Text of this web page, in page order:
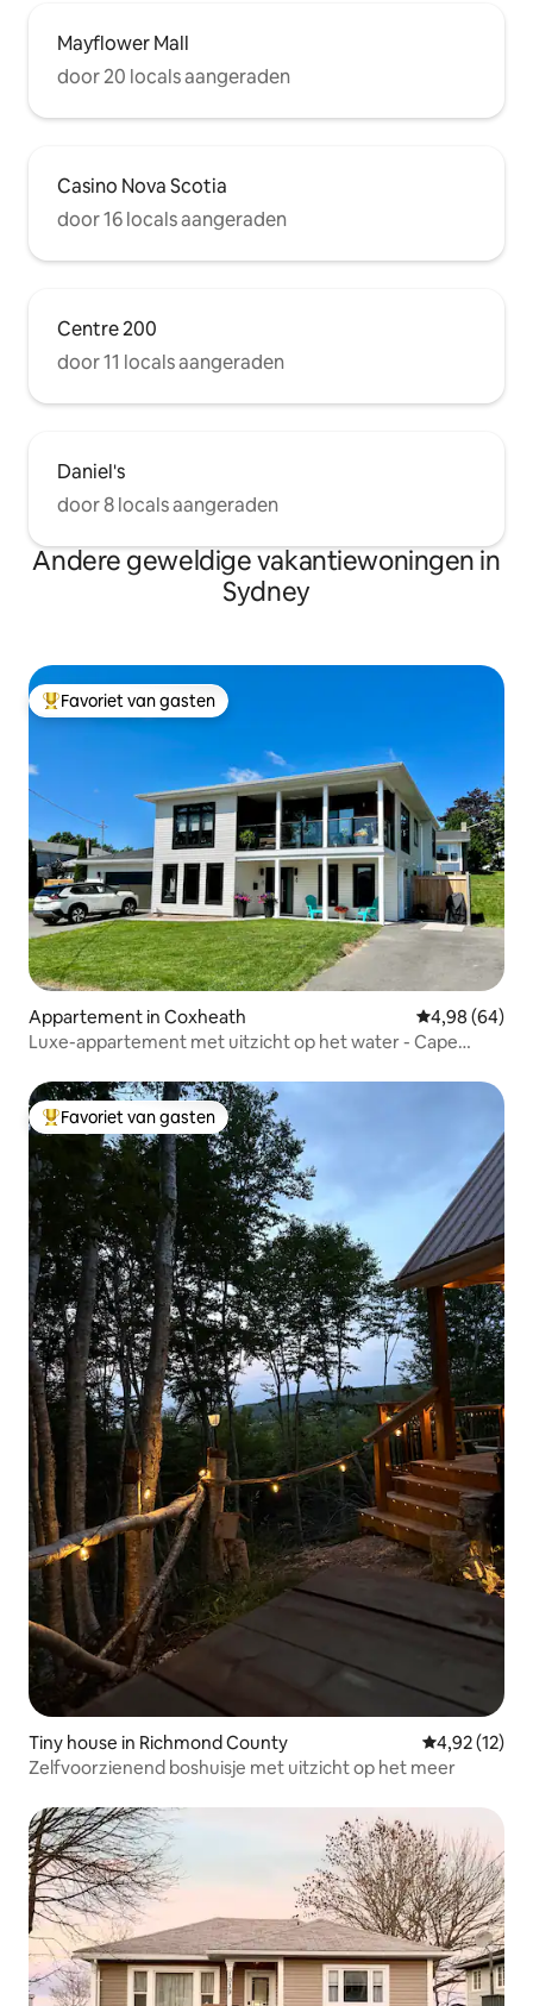
Mayflower Mall
door 20 locals aangeraden
Casino Nova Scotia
door 16 locals aangeraden
Centre 200
door 11 locals aangeraden
Daniel's
door 8 locals aangeraden
Andere geweldige vakantiewoningen in
Sydney
Topfavoriet van gasten
Favoriet van gasten
Appartement in Coxheath Gemiddelde
4,98 (64)
Luxe-appartement met uitzicht op het water - Cape
Topfavoriet van gasten
Favoriet van gasten
Tiny house in Richmond County Gemiddelde
4,92 (12)
Zelfvoorzienend boshuisje met uitzicht op het meer